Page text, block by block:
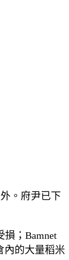
。府尹已下
損；Bamnet
內的大量稻米